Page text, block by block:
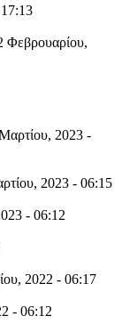
Φεβρουαρίου,
2023 -
2023 - 06:15
- 06:12
2022 - 06:17
- 06:12